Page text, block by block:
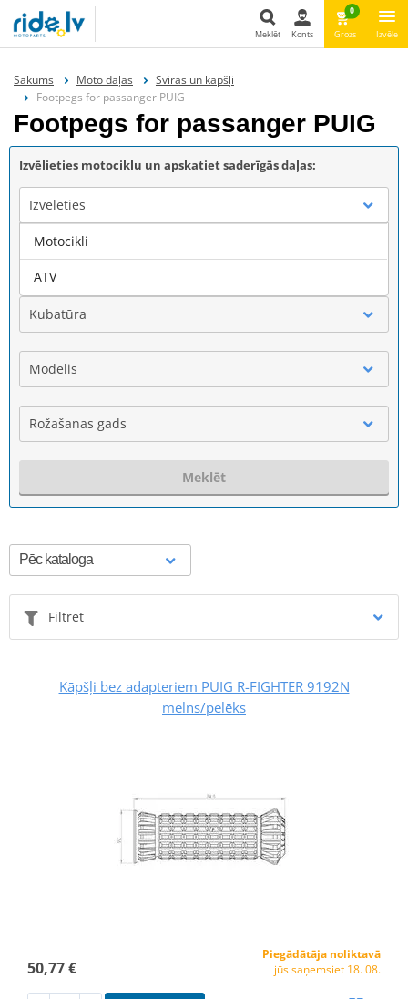
Meklēt Konts
0
Grozs Izvēle
Sākums Moto daļas
Sviras un kāpšļi
Footpegs for passanger PUIG
Footpegs for passanger PUIG
Izvēlieties motociklu un apskatiet saderīgās daļas:
Izvēlēties
Marka
Kubatūra
Modelis
Rožašanas gads
Meklēt
Filtrēt
Kāpšļi bez adapteriem PUIG R-FIGHTER 9192N
melns/pelēks
50,77 €
Piegādātāja noliktavā
jūs saņemsiet 18. 08.
Motocikli
ATV